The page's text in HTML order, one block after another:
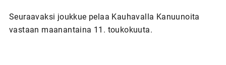
Seuraavaksi joukkue pelaa Kauhavalla Kanuunoita
vastaan maanantaina 11. toukokuuta.